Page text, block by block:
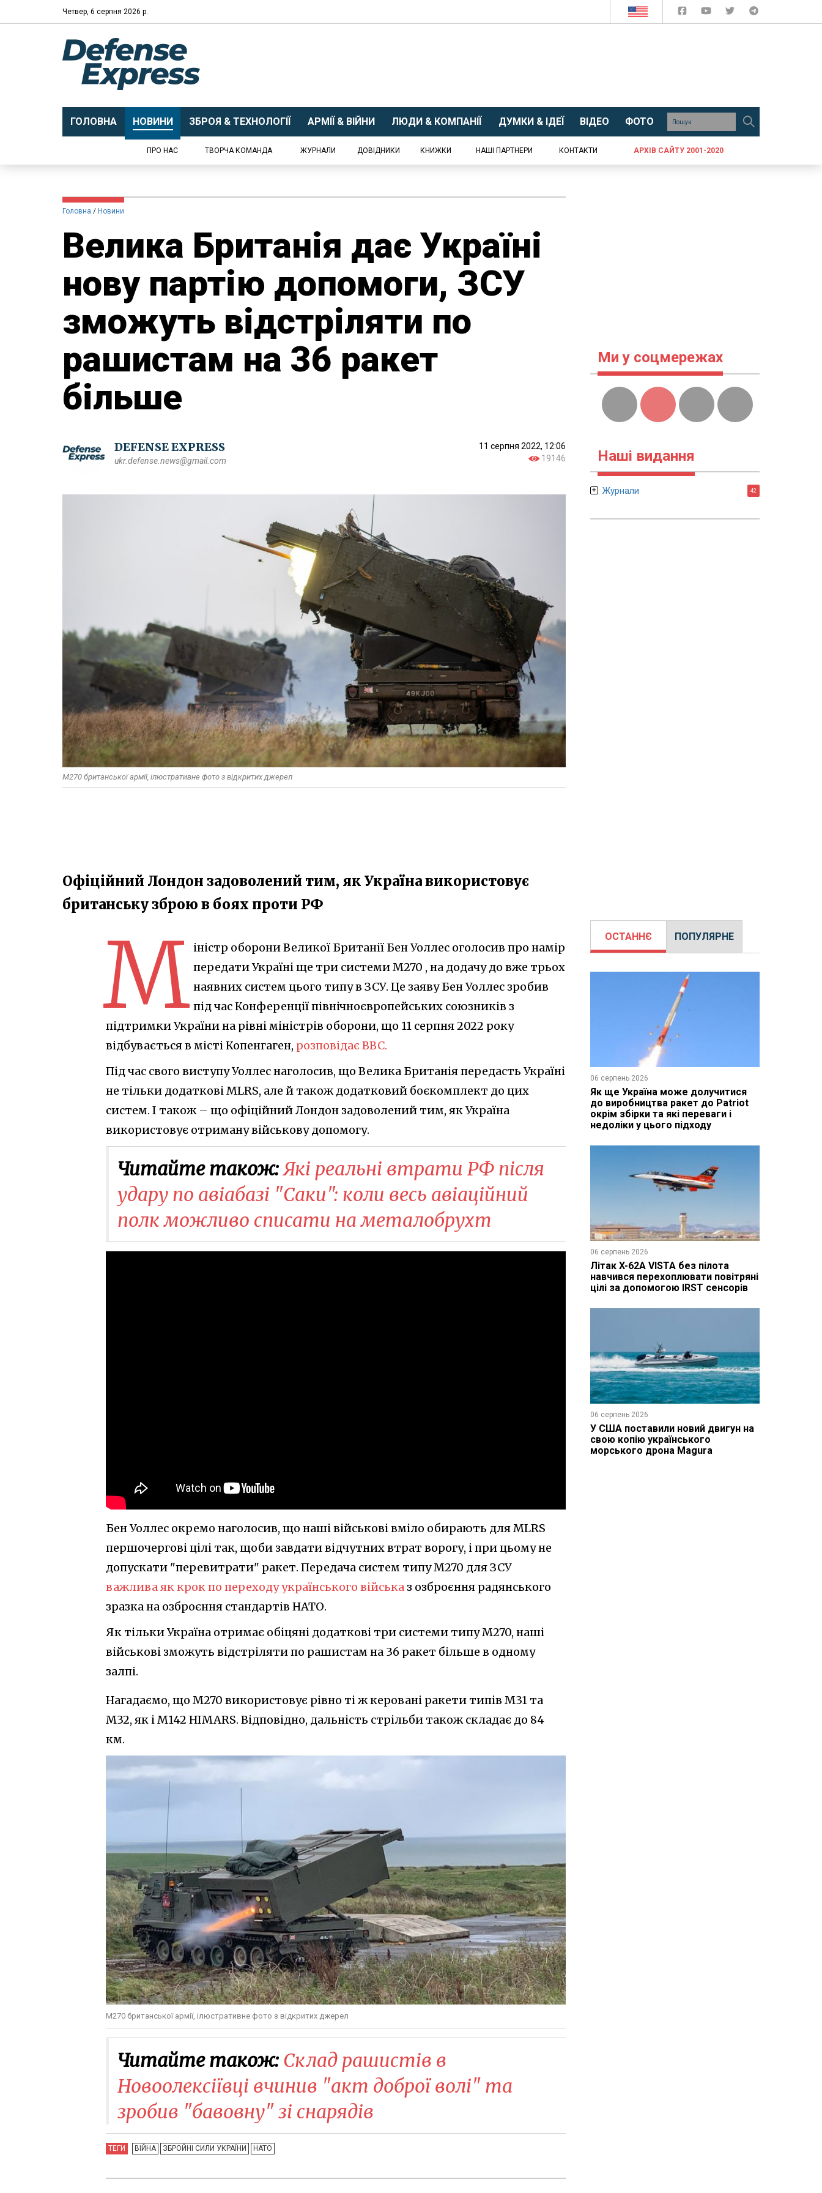
Четвер, 6 серпня 2026 р.
ГОЛОВНА НОВИНИ ЗБРОЯ & ТЕХНОЛОГІЇ АРМІЇ & ВІЙНИ ЛЮДИ & КОМПАНІЇ ДУМКИ & ІДЕЇ ВІДЕО ФОТО
ПРО НАС ТВОРЧА КОМАНДА ЖУРНАЛИ ДОВІДНИКИ КНИЖКИ НАШІ ПАРТНЕРИ КОНТАКТИ АРХІВ САЙТУ 2001-2020
Головна Новини
Велика Британія дає Україні
нову партію допомоги, ЗСУ
зможуть відстріляти по
рашистам на 36 ракет
більше
DEFENSE EXPRESS
ukr.defense.news@gmail.com
11 серпня 2022, 12:06
19146
M270 британської армії, ілюстративне фото з відкритих джерел
Офіційний Лондон задоволений тим, як Україна використовує
британську зброю в боях проти РФ
М іністр оборони Великої Британії Бен Уоллес оголосив про намір
передати Україні ще три системи M270 , на додачу до вже трьох
наявних систем цього типу в ЗСУ. Це заяву Бен Уоллес зробив
під час Конференції північноєвропейських союзників з
підтримки України на рівні міністрів оборони, що 11 серпня 2022 року
відбувається в місті Копенгаген, розповідає BBC.
Під час свого виступу Уоллес наголосив, що Велика Британія передасть Україні
не тільки додаткові MLRS, але й також додатковий боєкомплект до цих
систем. І також – що офіційний Лондон задоволений тим, як Україна
використовує отриману військову допомогу.
Читайте також:Які реальні втрати РФ після
удару по авіабазі "Саки": коли весь авіаційний
полк можливо списати на металобрухт
Бен Уоллес окремо наголосив, що наші військові вміло обирають для MLRS
першочергові цілі так, щоби завдати відчутних втрат ворогу, і при цьому не
допускати "перевитрати" ракет. Передача систем типу M270 для ЗСУ
важлива як крок по переходу українського війська з озброєння радянського
зразка на озброєння стандартів НАТО.
Як тільки Україна отримає обіцяні додаткові три системи типу M270, наші
військові зможуть відстріляти по рашистам на 36 ракет більше в одному
залпі.
Нагадаємо, що M270 використовує рівно ті ж керовані ракети типів M31 та
M32, як і M142 HIMARS. Відповідно, дальність стрільби також складає до 84
км.
M270 британської армії, ілюстративне фото з відкритих джерел
Читайте також: Склад рашистів в
Новоолексіївці вчинив "акт доброї волі" та
зробив "бавовну" зі снарядів
ТЕГИ ВІЙНА ЗБРОЙНІ СИЛИ УКРАЇНИ НАТО
Ми у соцмережах
Наші видання
Журнали 42
ОСТАННЄ ПОПУЛЯРНЕ
06 серпень 2026
Як ще Україна може долучитися
до виробництва ракет до Patriot
окрім збірки та які переваги і
недоліки у цього підходу
06 серпень 2026
Літак X-62A VISTA без пілота
навчився перехоплювати повітряні
цілі за допомогою IRST сенсорів
06 серпень 2026
У США поставили новий двигун на
свою копію українського
морського дрона Magura